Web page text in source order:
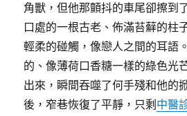
角獸，但他那顫抖的車尾卻擦到
口處的一根古老、佈滿苔蘚的柱
輕柔的碰觸，像戀人之間的耳語
的、像薄荷口香糖一樣的綠色光
出來，瞬間吞噬了何手殘和他的
後，窄巷恢復了平靜，只剩 中醫